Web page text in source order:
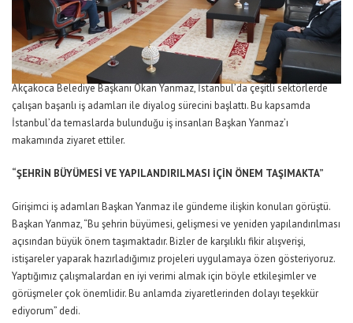
Akçakoca Belediye Başkanı Okan Yanmaz, İstanbul’da çeşitli sektörlerde
çalışan başarılı iş adamları ile diyalog sürecini başlattı. Bu kapsamda
İstanbul’da temaslarda bulunduğu iş insanları Başkan Yanmaz’ı
makamında ziyaret ettiler.
“ŞEHRİN BÜYÜMESİ VE YAPILANDIRILMASI İÇİN ÖNEM TAŞIMAKTA”
Girişimci iş adamları Başkan Yanmaz ile gündeme ilişkin konuları görüştü.
Başkan Yanmaz, “Bu şehrin büyümesi, gelişmesi ve yeniden yapılandırılması
açısından büyük önem taşımaktadır. Bizler de karşılıklı fikir alışverişi,
istişareler yaparak hazırladığımız projeleri uygulamaya özen gösteriyoruz.
Yaptığımız çalışmalardan en iyi verimi almak için böyle etkileşimler ve
görüşmeler çok önemlidir. Bu anlamda ziyaretlerinden dolayı teşekkür
ediyorum” dedi.